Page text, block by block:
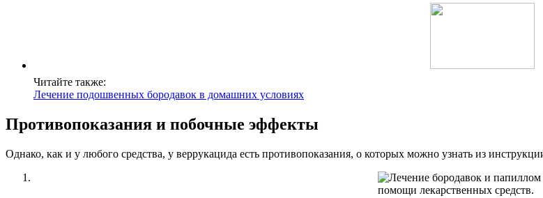
Читайте также:
Лечение подошвенных бородавок в домашних условиях
Противопоказания и побочные эффекты
Однако, как и у любого средства, у веррукацида есть противопоказания, о которых можно узнать из